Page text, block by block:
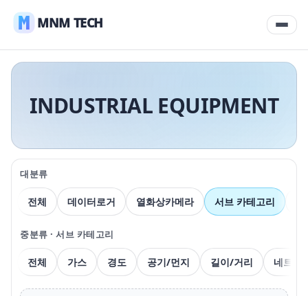
MNM TECH
INDUSTRIAL EQUIPMENT
대분류
전체 데이터로거 열화상카메라 서브 카테고리
중분류 · 서브 카테고리
전체 가스 경도 공기/먼지 길이/거리 네트워